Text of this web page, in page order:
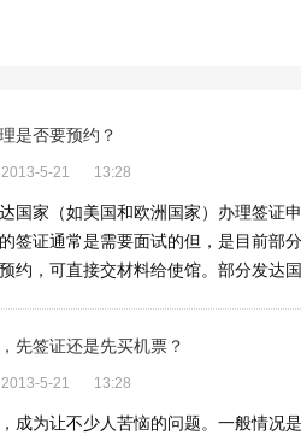
是否要预约？
2013-5-21 13:28
国家（如美国和欧洲国家）办理签证
签证通常是需要面试的但，是目前部
约，可直接交材料给使馆。部分发达
先签证还是先买机票？
2013-5-21 13:28
成为让不少人苦恼的问题。一般情况